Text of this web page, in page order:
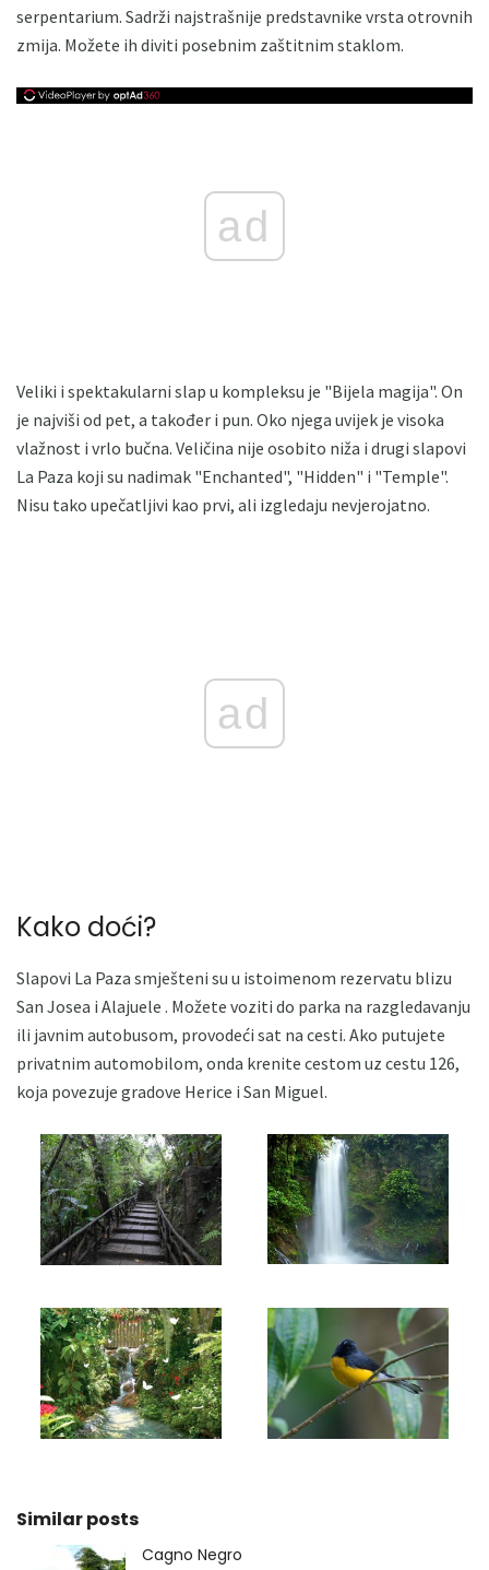
serpentarium. Sadrži najstrašnije predstavnike vrsta otrovnih
zmija. Možete ih diviti posebnim zaštitnim staklom.
ad
Veliki i spektakularni slap u kompleksu je "Bijela magija". On
je najviši od pet, a također i pun. Oko njega uvijek je visoka
vlažnost i vrlo bučna. Veličina nije osobito niža i drugi slapovi
La Paza koji su nadimak "Enchanted", "Hidden" i "Temple".
Nisu tako upečatljivi kao prvi, ali izgledaju nevjerojatno.
ad
Kako doći?
Slapovi La Paza smješteni su u istoimenom rezervatu blizu
San Josea i Alajuele . Možete voziti do parka na razgledavanju
ili javnim autobusom, provodeći sat na cesti. Ako putujete
privatnim automobilom, onda krenite cestom uz cestu 126,
koja povezuje gradove Herice i San Miguel.
Similar posts
Cagno Negro